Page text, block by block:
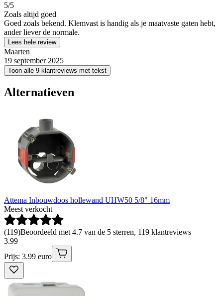
5/5
Zoals altijd goed
Goed zoals bekend. Klemvast is handig als je maatvaste gaten hebt,
ander liever de normale.
Lees hele review
Maarten
19 september 2025
Toon alle 9 klantreviews met tekst
Alternatieven
Attema Inbouwdoos hollewand UHW50 5/8" 16mm
Meest verkocht
(119)Beoordeeld met 4.7 van de 5 sterren, 119 klantreviews
3.99
Prijs: 3.99 euro